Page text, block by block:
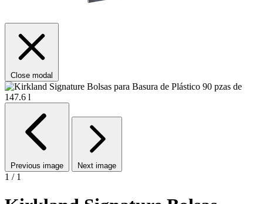
Close modal
Previous image Next image
1 / 1